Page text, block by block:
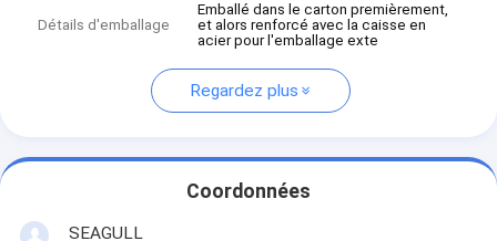
Détails d'emballage
Emballé dans le carton premièrement,
et alors renforcé avec la caisse en
acier pour l'emballage exte
Regardez plus
Coordonnées
SEAGULL